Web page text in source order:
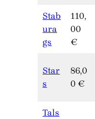
Stab
ura
gs
110,
00
€
Star
s
86,0
0 €
Tals